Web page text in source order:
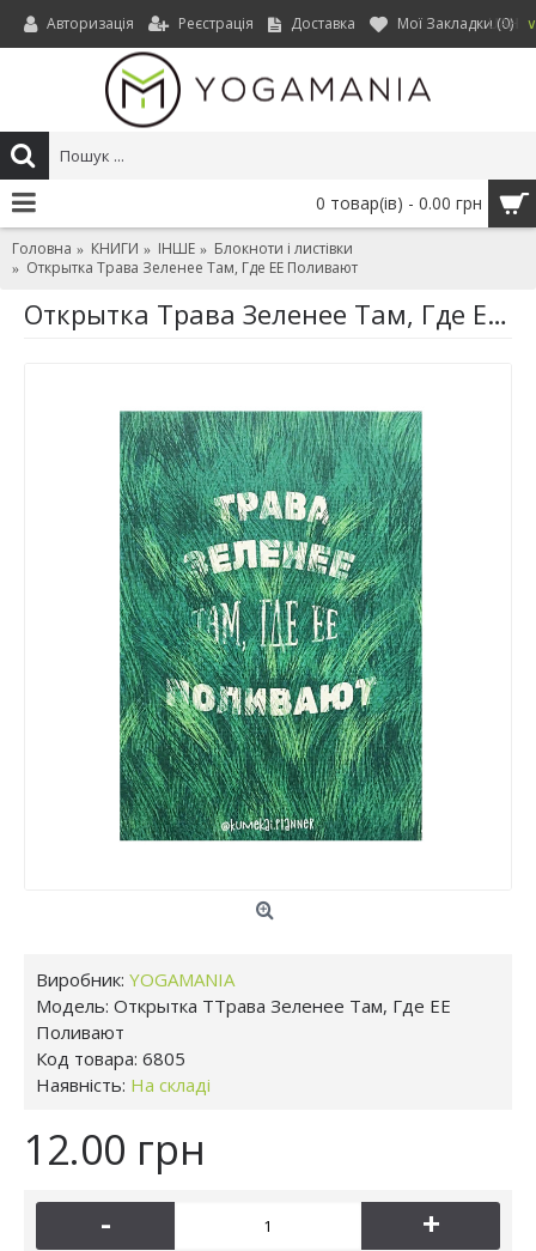
UAH ∨
Авторизація Реєстрація Доставка Мої Закладки (0)
0 товар(ів) - 0.00 грн
Головна КНИГИ ІНШЕ
Блокноти і листівки
Открытка Трава Зеленее Там, Где ЕЕ Поливают
Открытка Трава Зеленее Там, Где ЕЕ Поливают
Виробник: YOGAMANIA
Модель: Открытка ТТрава Зеленее Там, Где ЕЕ
Поливают
Код товара: 6805
Наявність: На складі
12.00 грн
- +